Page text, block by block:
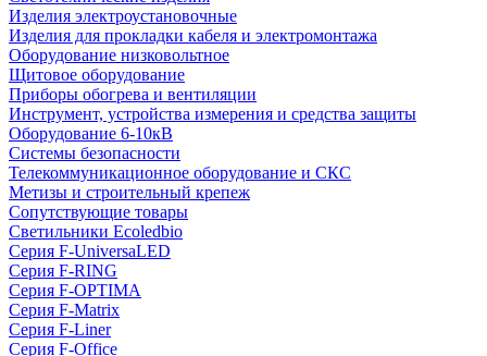
Изделия электроустановочные
Изделия для прокладки кабеля и электромонтажа
Оборудование низковольтное
Щитовое оборудование
Приборы обогрева и вентиляции
Инструмент, устройства измерения и средства защиты
Оборудование 6-10кВ
Системы безопасности
Телекоммуникационное оборудование и СКС
Метизы и строительный крепеж
Сопутствующие товары
Светильники Ecoledbio
Серия F-UniversaLED
Серия F-RING
Серия F-OPTIMA
Серия F-Matrix
Серия F-Liner
Серия F-Office